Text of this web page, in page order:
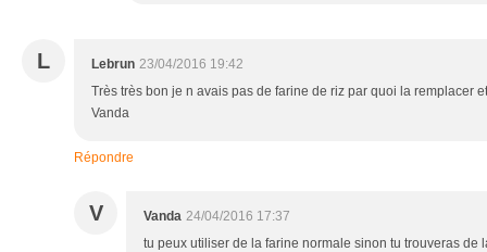
L Lebrun 23/04/2016 19:42
Très très bon je n avais pas de farine de riz par quoi la remplacer
Vanda
Répondre
V Vanda 24/04/2016 17:37
tu peux utiliser de la farine normale sinon tu trouveras de